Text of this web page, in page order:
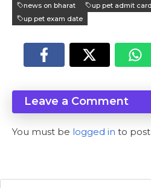
news on bharat
up pet admit
up pet exam date
Leave a Comment
You must be logged in to